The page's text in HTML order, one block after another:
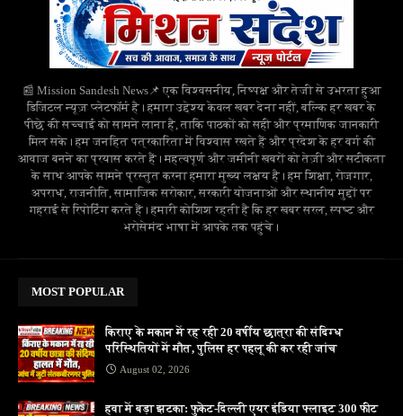
📰 Mission Sandesh News📌 एक विश्वसनीय, निष्पक्ष और तेजी से उभरता हुआ
डिजिटल न्यूज़ प्लेटफॉर्म है। हमारा उद्देश्य केवल खबर देना नहीं, बल्कि हर खबर के
पीछे की सच्चाई को सामने लाना है, ताकि पाठकों को सही और प्रमाणिक जानकारी
मिल सके। हम जनहित पत्रकारिता में विश्वास रखते हैं और प्रदेश के हर वर्ग की
आवाज बनने का प्रयास करते हैं। महत्वपूर्ण और जमीनी खबरों को तेज़ी और सटीकता
के साथ आपके सामने प्रस्तुत करना हमारा मुख्य लक्ष्य है। हम शिक्षा, रोजगार,
अपराध, राजनीति, सामाजिक सरोकार, सरकारी योजनाओं और स्थानीय मुद्दों पर
गहराई से रिपोर्टिंग करते हैं। हमारी कोशिश रहती है कि हर खबर सरल, स्पष्ट और
भरोसेमंद भाषा में आपके तक पहुंचे।
MOST POPULAR
किराए के मकान में रह रही 20 वर्षीय छात्रा की संदिग्ध
परिस्थितियों में मौत, पुलिस हर पहलू की कर रही जांच
August 02, 2026
हवा में बड़ा झटका: फुकेट-दिल्ली एयर इंडिया फ्लाइट 300 फीट